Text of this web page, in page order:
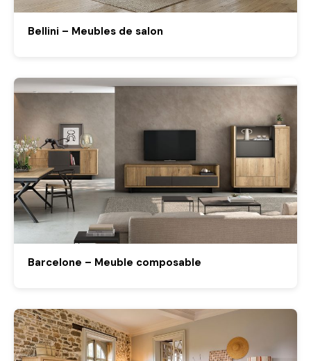
Bellini – Meubles de salon
Barcelone – Meuble composable